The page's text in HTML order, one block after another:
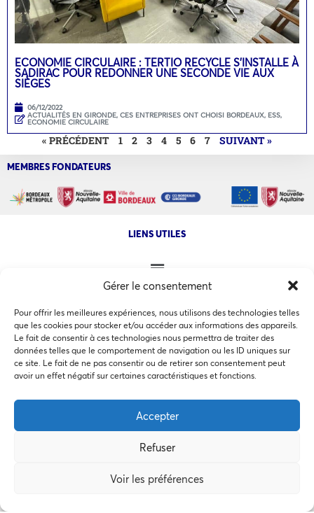
Gérer le consentement
Pour offrir les meilleures expériences, nous utilisons des technologies telles
que les cookies pour stocker et/ou accéder aux informations des appareils.
Le fait de consentir à ces technologies nous permettra de traiter des
données telles que le comportement de navigation ou les ID uniques sur
ce site. Le fait de ne pas consentir ou de retirer son consentement peut
avoir un effet négatif sur certaines caractéristiques et fonctions.
Accepter
Refuser
Voir les préférences
Ce site utilise des cookies pour les statistiques et pour
politique de confidentialité
Accepter
Refuser
Préférences des cookies
ECONOMIE CIRCULAIRE : TERTIO RECYCLE S’INSTALLE À
SADIRAC POUR REDONNER UNE SECONDE VIE AUX
SIÈGES
06/12/2022
ACTUALITÉS EN GIRONDE, CES ENTREPRISES ONT CHOISI BORDEAUX, ESS,
ECONOMIE CIRCULAIRE
« PRÉCÉDENT 1 2 3 4 5 6 7 SUIVANT »
MEMBRES FONDATEURS
LIENS UTILES
33000 Bordeaux
MEMBRES BIENFAITEURS